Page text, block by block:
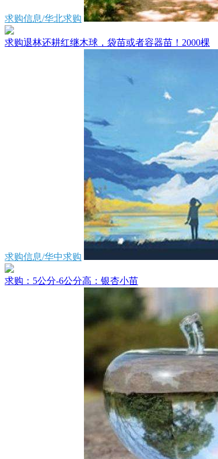
求购信息/华北求购
求购退林还耕红继木球，袋苗或者容器苗！2000棵
求购信息/华中求购
求购：5公分-6公分高：银杏小苗